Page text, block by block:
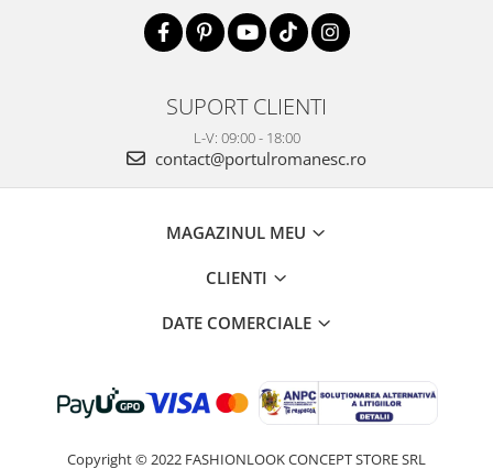
SUPORT CLIENTI
L-V: 09:00 - 18:00
contact@portulromanesc.ro
MAGAZINUL MEU
CLIENTI
DATE COMERCIALE
Copyright © 2022 FASHIONLOOK CONCEPT STORE SRL